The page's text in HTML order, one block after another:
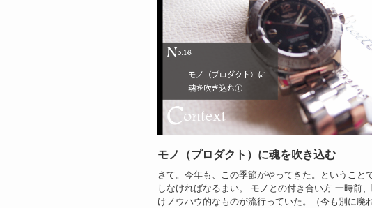
モノ（プロダクト）に魂を吹き込む
さて。今年も、この季節がやってきた。ということ
しなければなるまい。 モノとの付き合い方 一時前
けノウハウ的なものが流行っていた。（今も別に廃